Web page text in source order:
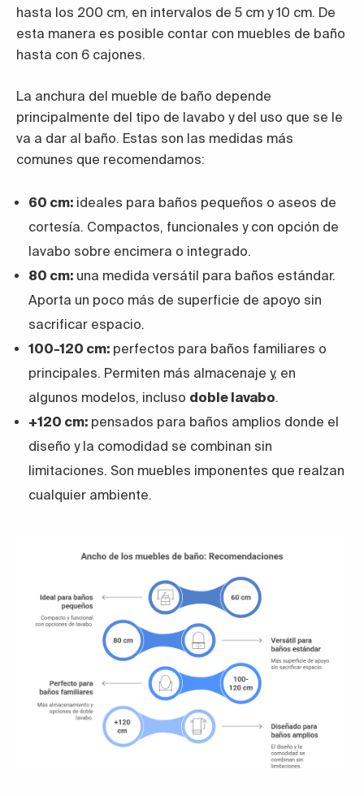
hasta los 200 cm, en intervalos de 5 cm y 10 cm. De
esta manera es posible contar con muebles de baño
hasta con 6 cajones.
La anchura del mueble de baño depende
principalmente del tipo de lavabo y del uso que se le
va a dar al baño. Estas son las medidas más
comunes que recomendamos:
60 cm: ideales para baños pequeños o aseos de
cortesía. Compactos, funcionales y con opción de
lavabo sobre encimera o integrado.
80 cm: una medida versátil para baños estándar.
Aporta un poco más de superficie de apoyo sin
sacrificar espacio.
100-120 cm: perfectos para baños familiares o
principales. Permiten más almacenaje y, en
algunos modelos, incluso doble lavabo.
+120 cm: pensados para baños amplios donde el
diseño y la comodidad se combinan sin
limitaciones. Son muebles imponentes que realzan
cualquier ambiente.